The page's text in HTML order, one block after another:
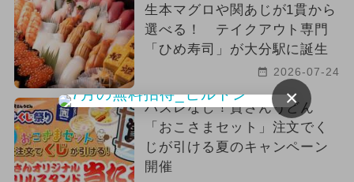
生本マグロや関あじが1貫から
選べる！ テイクアウト専門
「ひめ寿司」が大分駅に誕生
2026-07-24
ハズレなし！資さんうどん
「おこさまセット」注文でく
じが引ける夏のキャンペーン
開催
×